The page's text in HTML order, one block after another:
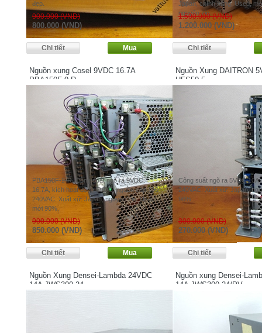
đẹp.
900.000 (VND)
800.000 (VND)
Japan, chính hãng. Used,
nguyên zin.
1.500.000 (VND)
1.200.000 (VND)
Nguồn xung Cosel 9VDC 16.7A
PBA150F-9-R
PBA150F-9-R. Công suất ngõ ra 9VDC
16.7A, kích hoạt động 5VDC, nguồn cấp 100-
240VAC. Xuất xứ: Japan, nguyên zin. Used,
mới 90%.
900.000 (VND)
850.000 (VND)
Nguồn Xung DAITRON
HFS50-5
Công suất ngõ ra 5VDC
240VAC. Xuất xứ: Japan,
96%.
300.000 (VND)
270.000 (VND)
Nguồn Xung Densei-Lambda 24VDC
14A JWS300-24
Nguồn xung Densei-
14A JWS300-24/PV